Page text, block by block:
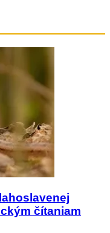
čítaniam